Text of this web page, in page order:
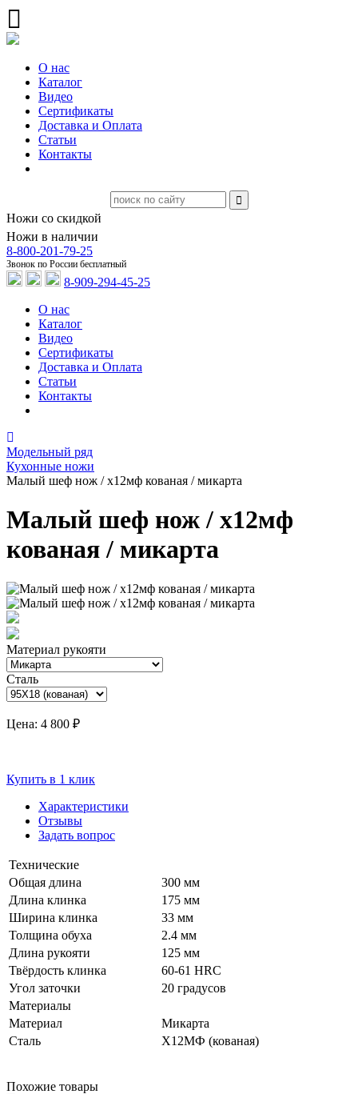
О нас
Каталог
Видео
Сертификаты
Доставка и Оплата
Статьи
Контакты
Ножи в наличии
Ножи со скидкой
8-800-201-79-25
Звонок по России бесплатный
8-909-294-45-25
О нас
Каталог
Видео
Сертификаты
Доставка и Оплата
Статьи
Контакты
Модельный ряд
Кухонные ножи
Малый шеф нож / х12мф кованая / микарта
Малый шеф нож / х12мф
кованая / микарта
Материал рукояти
Сталь
Цена: 4 800 ₽
Купить в 1 клик
Характеристики
Отзывы
Задать вопрос
Технические
Общая длина
300 мм
Длина клинка
175 мм
Ширина клинка
33 мм
Толщина обуха
2.4 мм
Длина рукояти
125 мм
Твёрдость клинка
60-61 HRC
Угол заточки
20 градусов
Материалы
Материал
Микарта
Сталь
Х12МФ (кованая)
Похожие товары